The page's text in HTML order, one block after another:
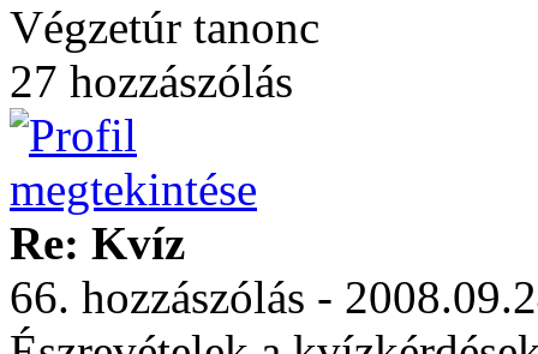
Végzetúr tanonc
27 hozzászólás
Re: Kvíz
66. hozzászólás -